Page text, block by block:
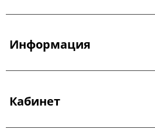
Информация
Кабинет